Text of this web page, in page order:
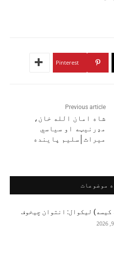
Pinterest
Previous article
شاه امان الله خان،
مډرنیټه او سیاسي
میراث│سلیم پاینده
موضوعات
کیسه) لیکوال: انتوان چیخوف